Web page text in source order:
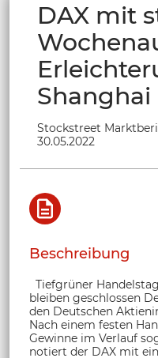
DAX mit
Shanghai
Stockstreet
30.05.2022
Beschreibung
Tiefgrüner
bleiben geschlossen
den Deutschen
Nach einem festen
Gewinne im Verlauf
notiert der DAX mit